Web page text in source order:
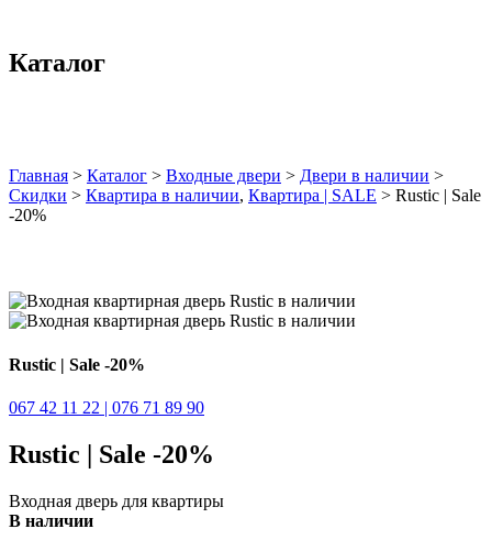
Каталог
Главная > Каталог > Входные двери > Двери в наличии >
Скидки > Квартира в наличии, Квартира | SALE > Rustic | Sale
-20%
Rustic | Sale -20%
067 42 11 22 | 076 71 89 90
Rustic | Sale -20%
Входная дверь для квартиры
В наличии